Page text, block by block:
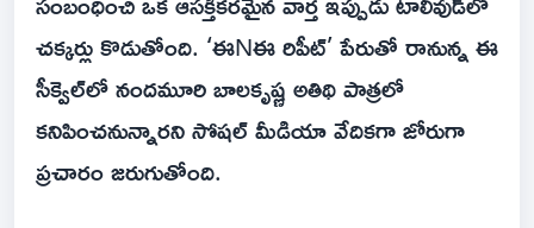
చక్కర్లు కొడుతోంది. ‘ఈNఈ రిపీట్’ పేరుతో రానున్న ఈ
సీక్వెల్‌లో నందమూరి బాలకృష్ణ అతిథి పాత్రలో
కనిపించనున్నారని సోష‌ల్ మీడియా వేదిక‌గా జోరుగా
ప్రచారం జ‌రుగుతోంది.